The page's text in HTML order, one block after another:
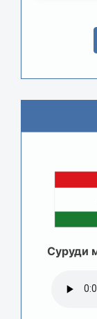
Суруди